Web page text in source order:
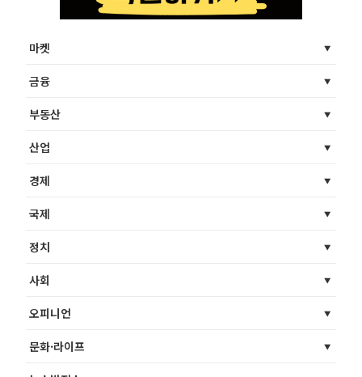
마켓
금융
부동산
산업
경제
국제
정치
사회
오피니언
문화·라이프